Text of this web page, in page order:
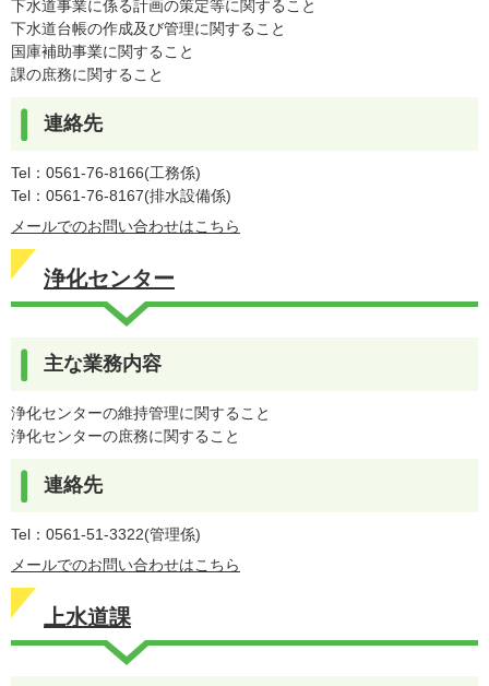
下水道事業に係る計画の策定等に関すること
下水道台帳の作成及び管理に関すること
国庫補助事業に関すること
課の庶務に関すること
連絡先
Tel：0561-76-8166 工務係
Tel：0561-76-8167 排水設備係
メールでのお問い合わせはこちら
浄化センター
主な業務内容
浄化センターの維持管理に関すること
浄化センターの庶務に関すること
連絡先
Tel：0561-51-3322 管理係
メールでのお問い合わせはこちら
上水道課